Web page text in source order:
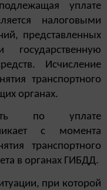
уплате
налоговыми
представленных
государственную
Исчисление
транспортного
органах.
по уплате
с момента
транспортного
в органах ГИБДД.
при которой